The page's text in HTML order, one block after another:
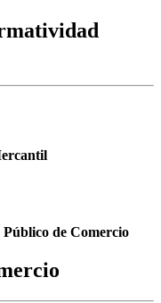
de Comercio